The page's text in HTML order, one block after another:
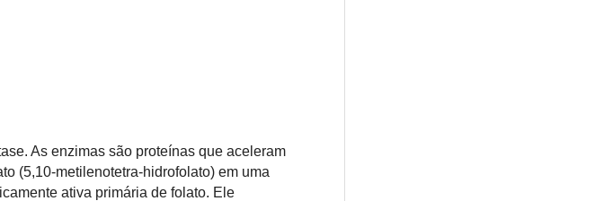
As enzimas são proteínas que aceleram
(5,10-metilenotetra-hidrofolato) em uma
ativa primária de folato. Ele